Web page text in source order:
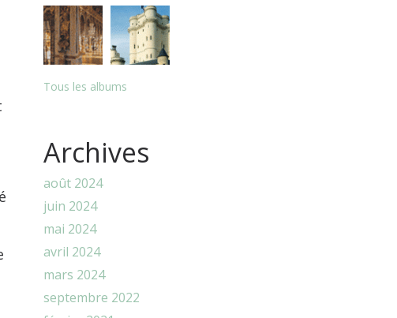
Tous les albums
Archives
août 2024
juin 2024
mai 2024
avril 2024
mars 2024
septembre 2022